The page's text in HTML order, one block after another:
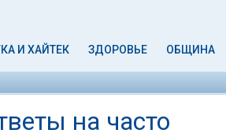
И ХАЙТЕК ЗДОРОВЬЕ ОБЩИНА
на часто